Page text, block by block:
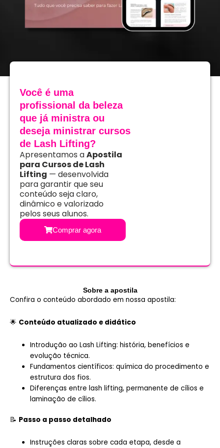
Você é uma
profissional da beleza
que já ministra ou
deseja ministrar cursos
de Lash Lifting?
Apresentamos aApostila
para Cursos de Lash
Lifting — desenvolvida
para garantir que seu
conteúdo seja claro,
dinâmico e valorizado
pelos seus alunos.
Comprar agora
Sobre a apostila
Confira o conteúdo abordado em nossa apostila:
🌟 Conteúdo atualizado e didático
Introdução ao Lash Lifting: história, benefícios e
evolução técnica.
Fundamentos científicos: química do procedimento e
estrutura dos fios.
Diferenças entre lash lifting, permanente de cílios e
laminação de cílios.
📝 Passo a passo detalhado
Instruções claras sobre cada etapa, desde a